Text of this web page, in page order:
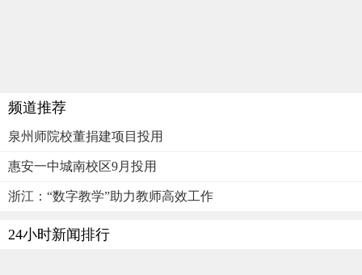
频道推荐
泉州师院校董捐建项目投用
惠安一中城南校区9月投用
浙江：“数字教学”助力教师高效工作
24小时新闻排行